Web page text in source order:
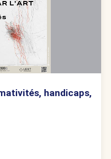
handicaps,